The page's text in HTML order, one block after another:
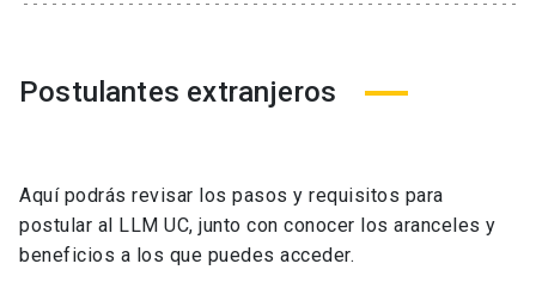
Postulantes extranjeros
Aquí podrás revisar los pasos y requisitos para
postular al LLM UC, junto con conocer los aranceles y
beneficios a los que puedes acceder.